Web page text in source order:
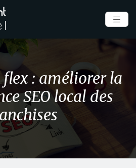
: améliorer la
SEO local des